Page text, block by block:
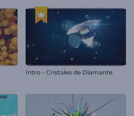
Intro - Cristales de Diamante